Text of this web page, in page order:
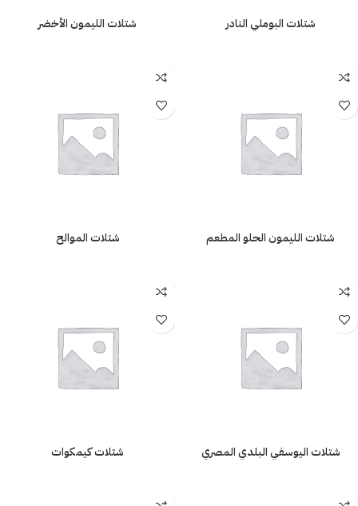
شتلات البوملي النادر شتلات الليمون الأخضر
شتلات الليمون الحلو المطعم شتلات الموالح
شتلات اليوسفي البلدي المصري شتلات كيمكوات